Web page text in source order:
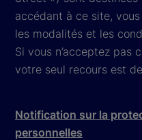
accédant à ce site,
les modalités et les
Si vous n’acceptez pas
votre seul recours est
Notification sur la
personnelles